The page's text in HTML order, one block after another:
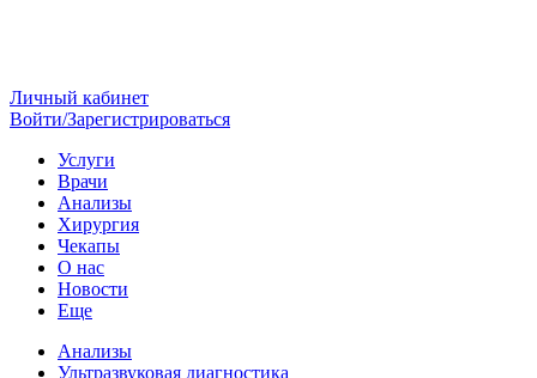
Личный кабинет
Войти/Зарегистрироваться
Услуги
Врачи
Анализы
Хирургия
Чекапы
О нас
Новости
Еще
Анализы
Ультразвуковая диагностика